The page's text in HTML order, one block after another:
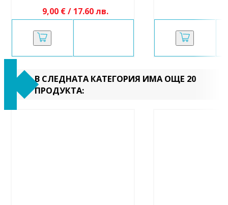
9,00 € / 17.60 лв.
В СЛЕДНАТА КАТЕГОРИЯ ИМА ОЩЕ 20
ПРОДУКТА: